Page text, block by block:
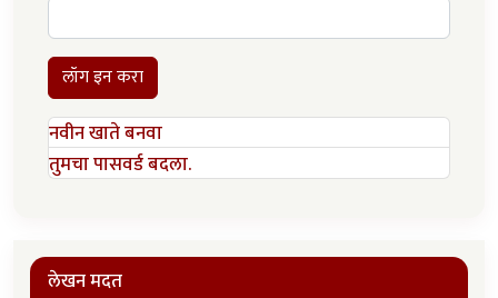
लॉग इन करा
नवीन खाते बनवा
तुमचा पासवर्ड बदला.
लेखन मदत